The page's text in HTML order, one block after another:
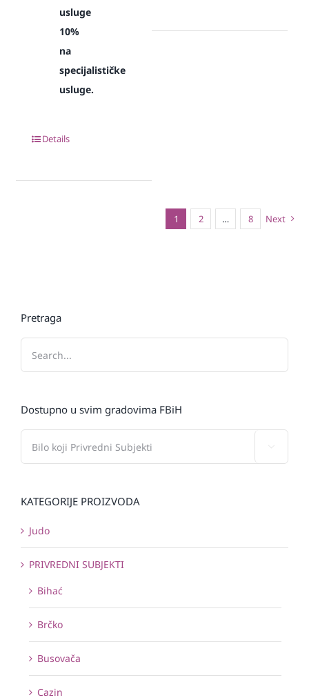
usluge
10%
na
specijalističke
usluge.
Details
1 2 … 8 Next
Pretraga
Dostupno u svim gradovima FBiH
KATEGORIJE PROIZVODA
Judo
PRIVREDNI SUBJEKTI
Bihać
Brčko
Busovača
Cazin